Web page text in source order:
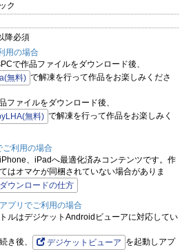
ら逃れたい！」1～5話
ク
降必須
用の場合
で作品ファイルをダウンロード後、
無料) で解凍を行って作品をお楽しみくださ
ファイルをダウンロード後、
無料) で解凍を行って作品をお楽しみく
利用の場合
、iPadへ最適化済みコンテンツです。作
はオマケが同梱されていない場合がありま
ダウンロードの仕方
プリでご利用の場合
ルはデジケットAndroidビューアに対応してい
き後、
デジケットビューア を起動しアプ